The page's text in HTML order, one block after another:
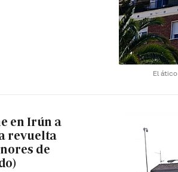
El
en Irún a
revuelta
de